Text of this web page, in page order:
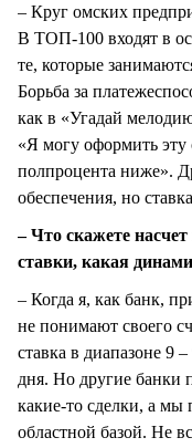
– Круг омских
В ТОП-100 входят в
те, которые
Борьба за
как в «Угадай
«Я могу оформить эту
полпроцента ниже».
обеспечения, но
– Что скажете
ставки, какая
– Когда я, как банк,
не понимают своего
ставка в диапазоне 9
дня. Но другие банки
какие-то сделки, а
областной базой. Не